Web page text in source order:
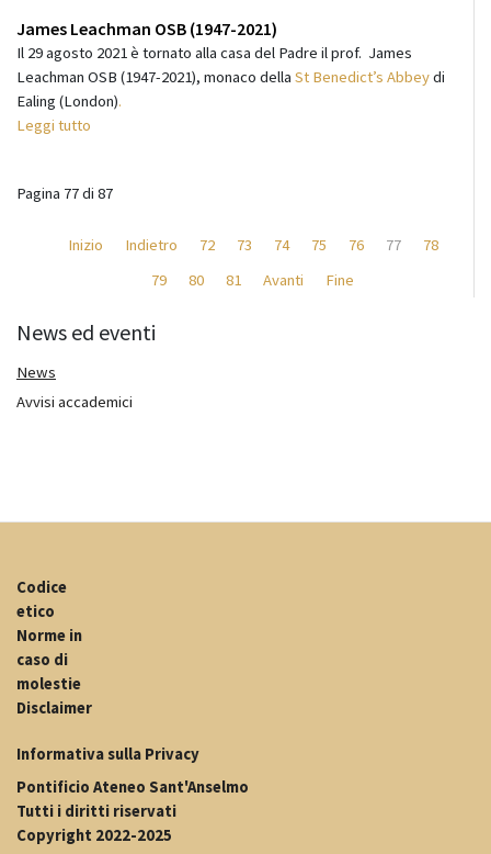
James Leachman OSB (1947-2021)
Il 29 agosto 2021 è tornato alla casa del Padre il prof. James
Leachman OSB (1947-2021), monaco della St Benedict’s Abbeydi
Ealing (London).
Leggi tutto
Pagina 77 di 87
Inizio Indietro 72 73 74 75 76 77
78
79
80 81 Avanti Fine
News ed eventi
News
Avvisi accademici
Codice
etico
Norme in
caso di
molestie
Disclaimer
Informativa sulla Privacy
Pontificio Ateneo Sant'Anselmo
Tutti i diritti riservati
Copyright 2022-2025